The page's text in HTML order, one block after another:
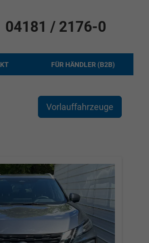
04181 / 2176-0
FÜR HÄNDLER (B2B)
Vorlauffahrzeuge